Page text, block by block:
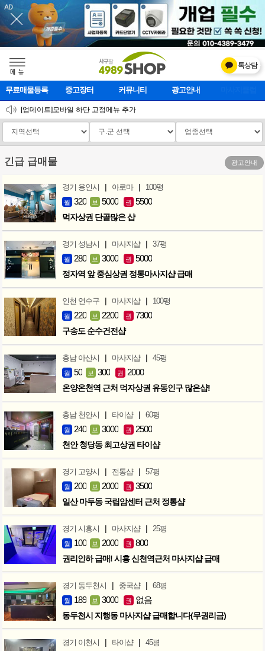
메    뉴
톡상담
무료매물등록 중고장터 커뮤니티 광고안내
2026 설 연휴 운영안내
[업데이트]모바일 하단 고정메뉴 추가
[업데이트] 개선사항 안내
긴급 급매물 광고안내
경기 용인시 | 아로마 | 100평
월 320 보 5000 권 5500
먹자상권 단골많은 샵
경기 성남시 | 마사지샵 | 37평
월 280 보 3000 권 5000
정자역 앞 중심상권 정통마사지샵 급매
인천 연수구 | 마사지샵 | 100평
월 220 보 2200 권 7300
구송도 순수건전샵
충남 아산시 | 마사지샵 | 45평
월 50 보 300 권 2000
온양온천역 근처 먹자상권 유동인구 많은샵!
충남 천안시 | 타이샵 | 60평
월 240 보 3000 권 2500
천안 청당동 최고상권 타이샵
경기 고양시 | 전통샵 | 57평
월 200 보 2000 권 3500
일산 마두동 국립암센터 근처 정통샵
경기 시흥시 | 마사지샵 | 25평
월 100 보 2000 권 800
권리인하 급매! 시흥 신천역근처 마사지샵 급매
경기 동두천시 | 중국샵 | 68평
월 189 보 3000 권 없음
동두천시 지행동 마사지샵 급매합니다(무권리금)
경기 이천시 | 타이샵 | 45평